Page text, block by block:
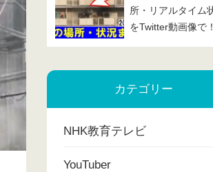
所・リアルタイム
をTwitter動画像で！
カテゴリー
NHK教育テレビ
YouTuber